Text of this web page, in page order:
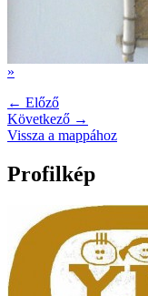
»
← Előző
Következő →
Vissza a mappához
Profilkép